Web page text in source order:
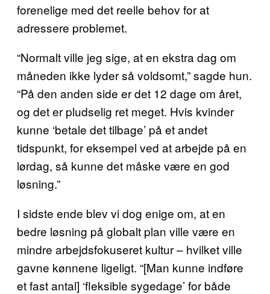
forenelige med det reelle behov for at
adressere problemet.
“Normalt ville jeg sige, at en ekstra dag om
måneden ikke lyder så voldsomt,” sagde hun.
“På den anden side er det 12 dage om året,
og det er pludselig ret meget. Hvis kvinder
kunne ‘betale det tilbage’ på et andet
tidspunkt, for eksempel ved at arbejde på en
lørdag, så kunne det måske være en god
løsning.”
I sidste ende blev vi dog enige om, at en
bedre løsning på globalt plan ville være en
mindre arbejdsfokuseret kultur – hvilket ville
gavne kønnene ligeligt. “[Man kunne indføre
et fast antal] ‘fleksible sygedage’ for både